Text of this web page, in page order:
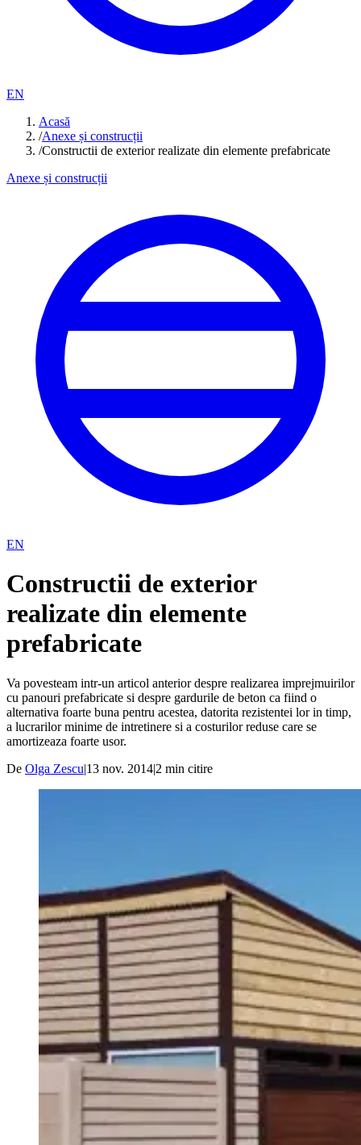
EN
Acasă
/Anexe și construcții
/Constructii de exterior realizate din elemente prefabricate
Anexe și construcții
EN
Constructii de exterior
realizate din elemente
prefabricate
Va povesteam intr-un articol anterior despre realizarea imprejmuirilor
cu panouri prefabricate si despre gardurile de beton ca fiind o
alternativa foarte buna pentru acestea, datorita rezistentei lor in timp,
a lucrarilor minime de intretinere si a costurilor reduse care se
amortizeaza foarte usor.
De Olga Zescu|13 nov. 2014|2 min citire